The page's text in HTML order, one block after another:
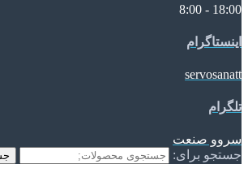
18:00 - 8:00
اینستاگرام
servosanatt
تلگرام
سروو صنعت
جستجو برای: